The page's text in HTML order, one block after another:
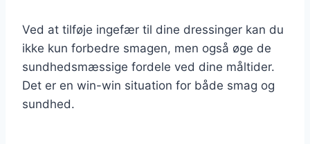
Ved at tilføje ingefær til dine dressinger kan du
ikke kun forbedre smagen, men også øge de
sundhedsmæssige fordele ved dine måltider.
Det er en win-win situation for både smag og
sundhed.